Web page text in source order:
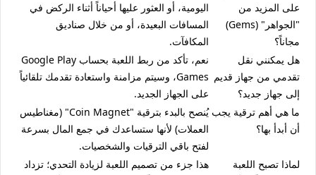
على المزيد من
"الجواهر" (Gems)
مجاناً؟
اليومية، أو العثور عليها أحياناً أثناء الركض في
المسافات البعيدة، أو من خلال صناديق
المكافآت.
هل يمكنني نقل
تقدمي من جهاز قديم
إلى جهاز جديد؟
نعم، تأكد من ربط اللعبة بحساب Google Play
Games، وسيتم مزامنة واستعادة تقدمك تلقائياً
على الجهاز الجديد.
ما هي أهم ترقية يجب
أن أبدأ بها؟
يُنصح بالبدء بترقية "Coin Magnet" (مغناطيس
العملات) لأنها ستساعدك في جمع المال بسرعة
لفتح باقي الترقيات والشخصيات.
لماذا تصبح اللعبة
هذا جزء من تصميم اللعبة لزيادة التحدي؛ تزداد